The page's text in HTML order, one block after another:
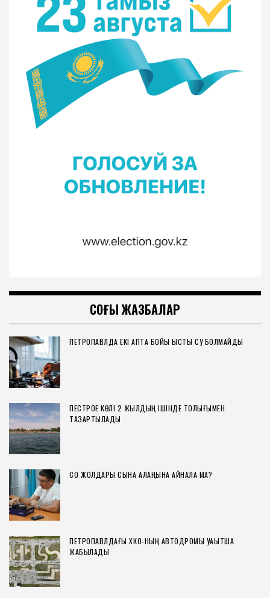
СОҢҒЫ ЖАЗБАЛАР
ПЕТРОПАВЛДА ЕКІ АПТА БОЙЫ ЫСТЫҚ СУ БОЛМАЙДЫ
ПЕСТРОЕ КӨЛІ 2 ЖЫЛДЫҢ ІШІНДЕ ТОЛЫҒЫМЕН
ТАЗАРТЫЛАДЫ
СҚО ЖОЛДАРЫ СЫНАҚ АЛАҢЫНА АЙНАЛА МА?
ПЕТРОПАВЛДАҒЫ ХҚКО-НЫҢ АВТОДРОМЫ УАҚЫТША
ЖАБЫЛАДЫ